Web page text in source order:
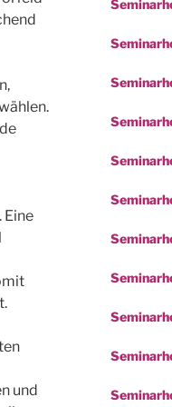
Eine
und